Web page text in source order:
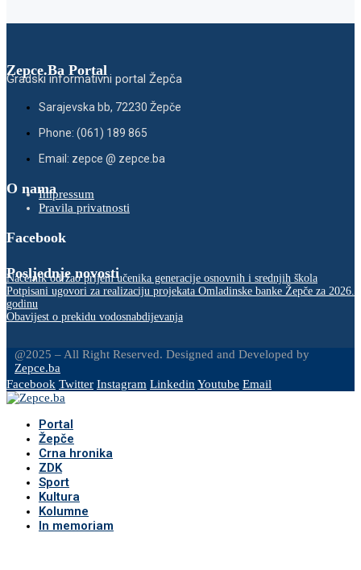
Zepce.Ba Portal
Gradski informativni portal Žepča
Sarajevska bb, 72230 Žepče
Phone: (061) 189 865
Email: zepce @ zepce.ba
O namaImpressum
Pravila privatnosti
Facebook
Posljednje novosti
Načelnik održao prijem učenika generacije osnovnih i srednjih škola
Potpisani ugovori za realizaciju projekata Omladinske banke Žepče za 2026.
godinu
Obavijest o prekidu vodosnabdijevanja
@2025 – All Right Reserved. Designed and Developed by
Zepce.ba
Facebook Twitter Instagram Linkedin Youtube Email
Portal
Žepče
Crna hronika
ZDK
Sport
Kultura
Kolumne
In memoriam